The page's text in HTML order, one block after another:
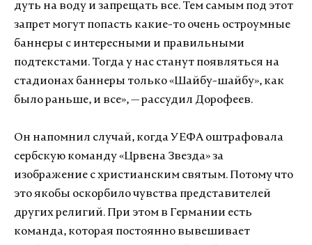
дуть на воду и запрещать все. Тем самым под этот
запрет могут попасть какие-то очень остроумные
баннеры с интересными и правильными
подтекстами. Тогда у нас станут появляться на
стадионах баннеры только «Шайбу-шайбу», как
было раньше, и все», — рассудил Дорофеев.
Он напомнил случай, когда УЕФА оштрафовала
сербскую команду «Црвена Звезда» за
изображение с христианским святым. Потому что
это якобы оскорбило чувства представителей
других религий. При этом в Германии есть
команда, которая постоянно вывешивает